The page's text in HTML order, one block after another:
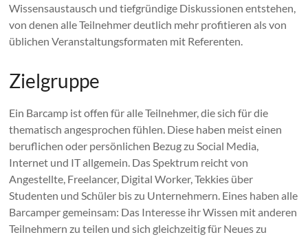
Wissensaustausch und tiefgründige Diskussionen entstehen,
von denen alle Teilnehmer deutlich mehr profitieren als von
üblichen Veranstaltungsformaten mit Referenten.
Zielgruppe
Ein Barcamp ist offen für alle Teilnehmer, die sich für die
thematisch angesprochen fühlen. Diese haben meist einen
beruflichen oder persönlichen Bezug zu Social Media,
Internet und IT allgemein. Das Spektrum reicht von
Angestellte, Freelancer, Digital Worker, Tekkies über
Studenten und Schüler bis zu Unternehmern. Eines haben alle
Barcamper gemeinsam: Das Interesse ihr Wissen mit anderen
Teilnehmern zu teilen und sich gleichzeitig für Neues zu